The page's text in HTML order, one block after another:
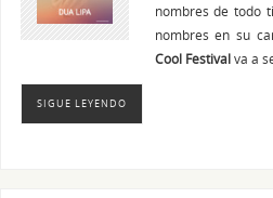
nombres de todo
nombres en su
Cool Festivalva a
SIGUE LEYENDO